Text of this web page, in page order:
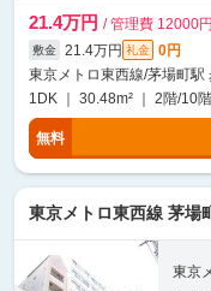
21.4万円 / 管理費 12000円
敷金 21.4万円 礼金
0円
東京メトロ東西線/茅場町駅
1DK ｜ 30.48m² ｜ 2階/10
無料
東京メトロ東西線 茅場
東京